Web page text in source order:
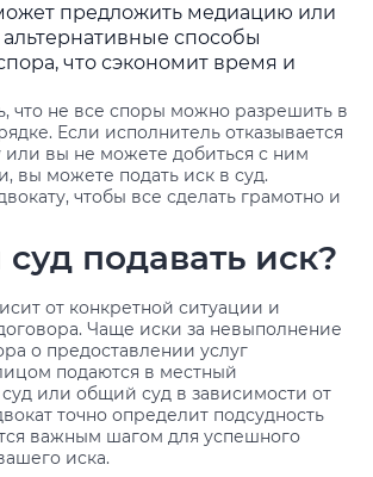
предложить медиацию или
способы
что сэкономит время и
что не все споры можно разрешить в
Если исполнитель отказывается
или вы не можете добиться с ним
вы можете подать иск в суд.
чтобы все сделать грамотно и
подавать иск?
от конкретной ситуации и
Чаще иски за невыполнение
о предоставлении услуг
подаются в местный
или общий суд в зависимости от
точно определит подсудность
важным шагом для успешного
иска.